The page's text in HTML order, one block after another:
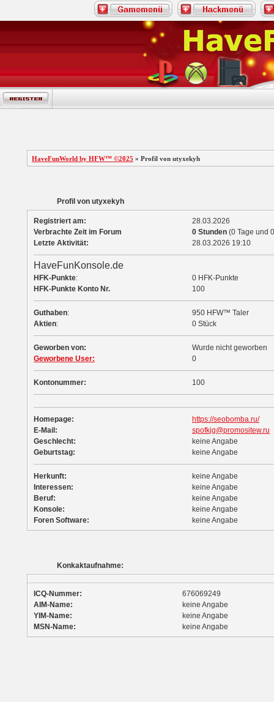
HaveFunWorld by HFW™ ©2025 » Profil von utyxekyh
Profil von utyxekyh
Registriert am:
28.03.2026
Verbrachte Zeit im Forum
0 Stunden (0 Tage und
Letzte Aktivität:
28.03.2026 19:10
HaveFunKonsole.de
HFK-Punkte:
0 HFK-Punkte
HFK-Punkte Konto Nr.
100
Guthaben:
950 HFW™ Taler
Aktien: 0 Stück
Geworben von:
Wurde nicht geworben
Geworbene User:
0
Kontonummer: 100
Homepage:
https://seobomba.ru/
E-Mail:
spofkjg@promositew.ru
Geschlecht:
keine Angabe
Geburtstag:
keine Angabe
Herkunft:
keine Angabe
Interessen:
keine Angabe
Beruf:
keine Angabe
Konsole:
keine Angabe
Foren Software:
keine Angabe
Konkaktaufnahme:
ICQ-Nummer:
676069249
AIM-Name:
keine Angabe
YIM-Name:
keine Angabe
MSN-Name:
keine Angabe